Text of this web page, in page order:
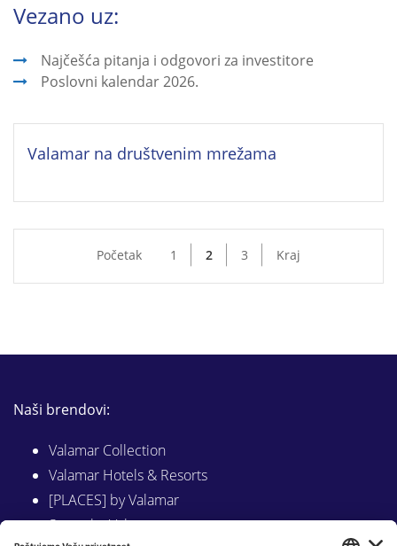
Vezano uz:
Najčešća pitanja i odgovori za investitore
Poslovni kalendar 2026.
Valamar na društvenim mrežama
Početak 1 2 3 Kraj
Naši brendovi:
Valamar Collection
Valamar Hotels & Resorts
[PLACES] by Valamar
Sunny by Valamar